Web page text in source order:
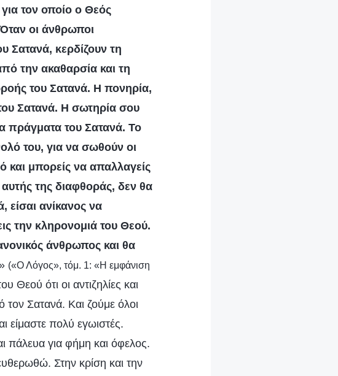
τον οποίο ο Θεός
οι άνθρωποι
Σατανά, κερδίζουν τη
την ακαθαρσία και τη
του Σατανά. Η πονηρία,
του Σατανά. Η σωτηρία σου
πράγματα του Σατανά. Το
του, για να σωθούν οι
και μπορείς να απαλλαγείς
της διαφθοράς, δεν θα
είσαι ανίκανος να
την κληρονομιά του Θεού.
άνθρωπος και θα
» («Ο Λόγος», τόμ. 1: «Η εμφάνιση
Θεού ότι οι αντιζηλίες και
τον Σατανά. Και ζούμε όλοι
είμαστε πολύ εγωιστές.
πάλευα για φήμη και όφελος.
Στην κρίση και την